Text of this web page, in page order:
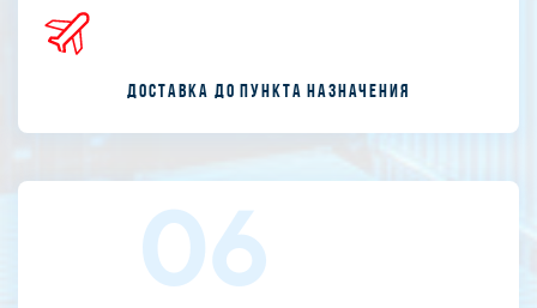
Доставка до пункта назначения
06